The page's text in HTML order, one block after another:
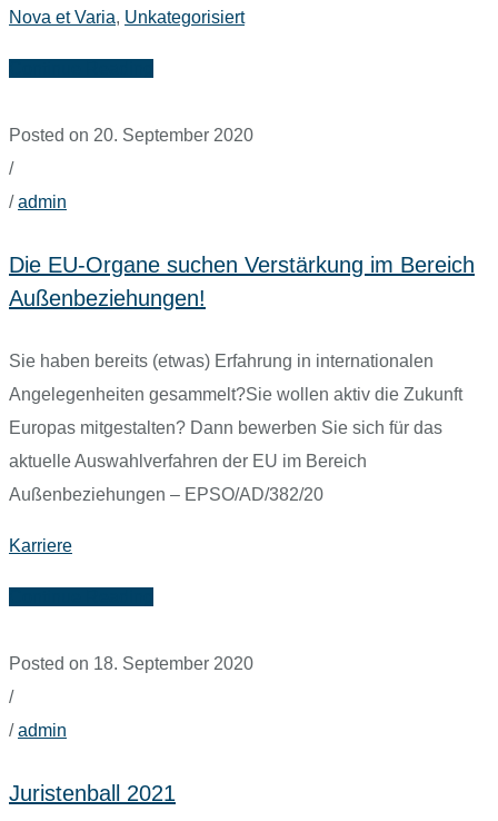
Nova et Varia, Unkategorisiert
Posted on 20. September 2020
/
/admin
Die EU-Organe suchen Verstärkung im Bereich
Außenbeziehungen!
Sie haben bereits (etwas) Erfahrung in internationalen
Angelegenheiten gesammelt?Sie wollen aktiv die Zukunft
Europas mitgestalten? Dann bewerben Sie sich für das
aktuelle Auswahlverfahren der EU im Bereich
Außenbeziehungen – EPSO/AD/382/20
Karriere
Posted on 18. September 2020
/
/admin
Juristenball 2021